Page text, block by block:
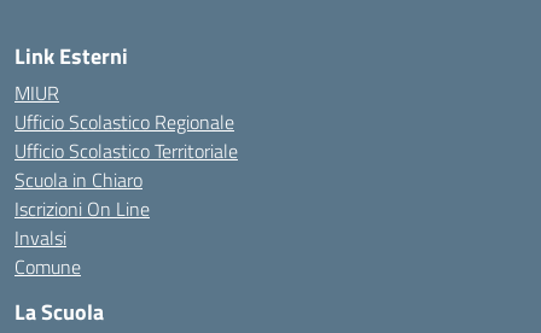
Link Esterni
MIUR
Ufficio Scolastico Regionale
Ufficio Scolastico Territoriale
Scuola in Chiaro
Iscrizioni On Line
Invalsi
Comune
La Scuola